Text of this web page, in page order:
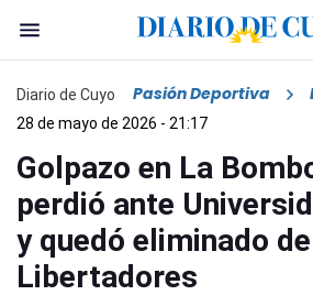
Diario de Cuyo Pasión Deportiva
28 de mayo de 2026 - 21:17
Golpazo en La
perdió ante
y quedó eliminado
Libertadores